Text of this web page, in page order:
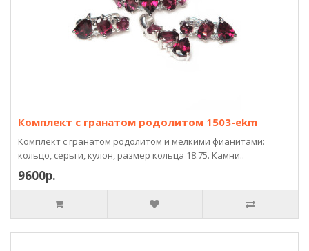
Комплект с гранатом родолитом 1503-ekm
Комплект с гранатом родолитом и мелкими фианитами:
кольцо, серьги, кулон, размер кольца 18.75. Камни..
9600р.